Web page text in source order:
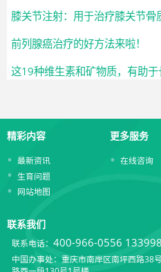
膝关节注射：用于治疗膝关节骨
前列腺癌治疗的好方法来啦！
这19种维生素和矿物质，有助于
精彩内容
最新资讯
生育问题
网站地图
更多服务
在线咨询
联系我们
联系电话： 400-966-0556
中国办事处：重庆市南岸区南坪西路38